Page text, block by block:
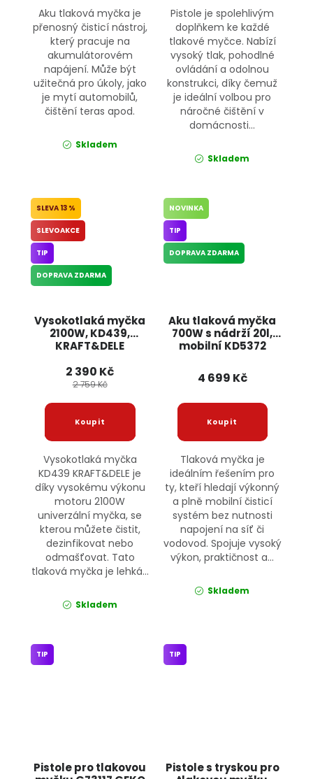
Aku tlaková myčka je
přenosný čisticí nástroj,
který pracuje na
akumulátorovém
napájení. Může být
užitečná pro úkoly, jako
je mytí automobilů,
čištění teras apod.
Skladem
Pistole je spolehlivým
doplňkem ke každé
tlakové myčce. Nabízí
vysoký tlak, pohodlné
ovládání a odolnou
konstrukci, díky čemuž
je ideální volbou pro
náročné čištění v
domácnosti...
Skladem
Vysokotlaká myčka
2100W, KD439,
KRAFT&DELE
13 %
SLEVOAKCE
TIP
DOPRAVA ZDARMA
2 390 Kč
2 759 Kč
Vysokotlaká myčka
KD439 KRAFT&DELE je
díky vysokému výkonu
motoru 2100W
univerzální myčka, se
kterou můžete čistit,
dezinfikovat nebo
odmašťovat. Tato
tlaková myčka je lehká...
Skladem
Aku tlaková myčka
700W s nádrží 20l,
mobilní KD5372
NOVINKA
TIP
DOPRAVA ZDARMA
4 699 Kč
Tlaková myčka je
ideálním řešením pro
ty, kteří hledají výkonný
a plně mobilní čisticí
systém bez nutnosti
napojení na síť či
vodovod. Spojuje vysoký
výkon, praktičnost a...
Skladem
Pistole pro tlakovou
TIP
Pistole s tryskou pro
TIP